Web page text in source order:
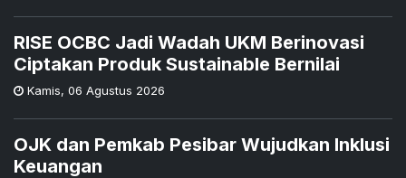
RISE OCBC Jadi Wadah UKM Berinovasi
Ciptakan Produk Sustainable Bernilai
Kamis, 06 Agustus 2026
OJK dan Pemkab Pesibar Wujudkan Inklusi
Keuangan